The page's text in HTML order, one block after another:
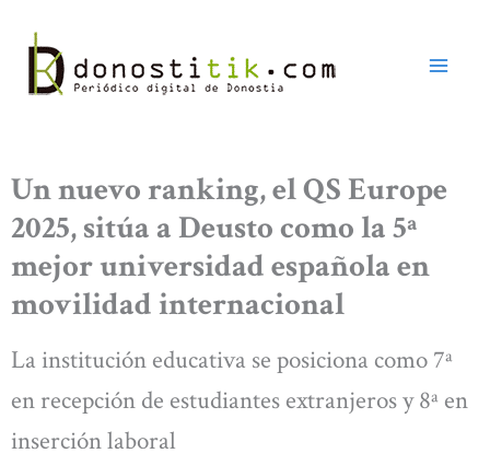
contenido
Un nuevo ranking, el QS Europe
2025, sitúa a Deusto como la 5ª
mejor universidad española en
movilidad internacional
La institución educativa se posiciona como 7ª
en recepción de estudiantes extranjeros y 8ª en
inserción laboral